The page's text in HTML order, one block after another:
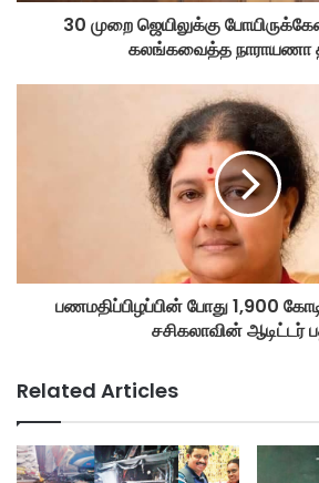
30 முறை ஜெயிலுக்கு
கலங்கவைத்த நாராயணா
பணமதிப்பிழப்பின் போது 1,900
சசிகலாவின் ஆடிட்டர்
Related Articles